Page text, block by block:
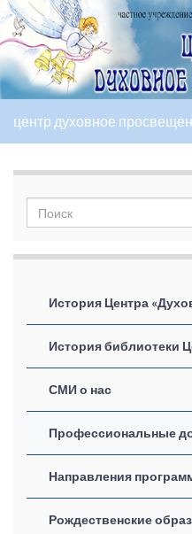
центр духовное
История Центра
История библиотеки
СМИ о нас
Профессиональные
Направления
Рождественские